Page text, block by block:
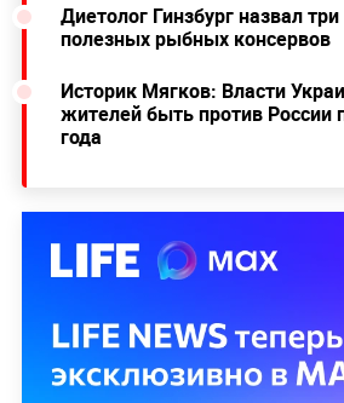
Диетолог Гинзбург назвал
полезных рыбных консервов
Историк Мягков: Власти
жителей быть против России
года